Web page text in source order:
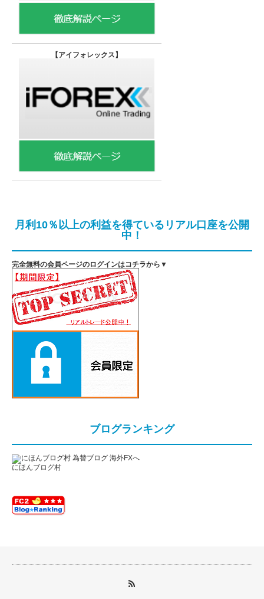
【アイフォレックス】
月利10％以上の利益を得ているリアル口座を公開
中！
完全無料の会員ページのログインはコチラから▼
ブログランキング
にほんブログ村